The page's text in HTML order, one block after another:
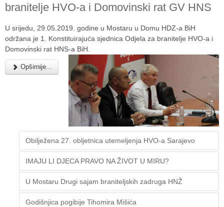
branitelje HVO-a i Domovinski rat GV HNS
U srijedu, 29.05.2019. godine u Mostaru u Domu HDZ-a BiH
održana je 1. Konstituirajuća sjednica Odjela za branitelje HVO-a i
Domovinski rat HNS-a BiH.
Opširnije...
Obilježena 27. obljetnica utemeljenja HVO-a Sarajevo
IMAJU LI DJECA PRAVO NA ŽIVOT U MIRU?
U Mostaru Drugi sajam braniteljskih zadruga HNŽ
Godišnjica pogibije Tihomira Mišića